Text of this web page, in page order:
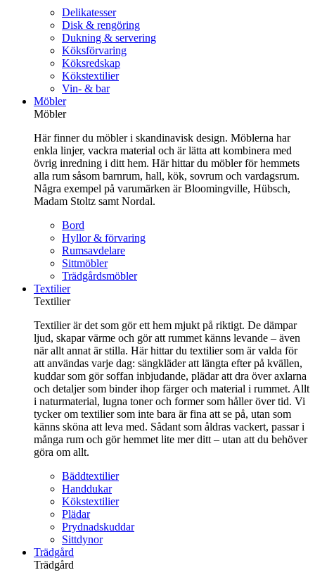
Delikatesser
Disk & rengöring
Dukning & servering
Köksförvaring
Köksredskap
Kökstextilier
Vin- & bar
Möbler
Möbler
Här finner du möbler i skandinavisk design. Möblerna har
enkla linjer, vackra material och är lätta att kombinera med
övrig inredning i ditt hem. Här hittar du möbler för hemmets
alla rum såsom barnrum, hall, kök, sovrum och vardagsrum.
Några exempel på varumärken är Bloomingville, Hübsch,
Madam Stoltz samt Nordal.
Bord
Hyllor & förvaring
Rumsavdelare
Sittmöbler
Trädgårdsmöbler
Textilier
Textilier
Textilier är det som gör ett hem mjukt på riktigt. De dämpar
ljud, skapar värme och gör att rummet känns levande – även
när allt annat är stilla. Här hittar du textilier som är valda för
att användas varje dag: sängkläder att längta efter på kvällen,
kuddar som gör soffan inbjudande, plädar att dra över axlarna
och detaljer som binder ihop färger och material i rummet. Allt
i naturmaterial, lugna toner och former som håller över tid. Vi
tycker om textilier som inte bara är fina att se på, utan som
känns sköna att leva med. Sådant som åldras vackert, passar i
många rum och gör hemmet lite mer ditt – utan att du behöver
göra om allt.
Bäddtextilier
Handdukar
Kökstextilier
Plädar
Prydnadskuddar
Sittdynor
Trädgård
Trädgård